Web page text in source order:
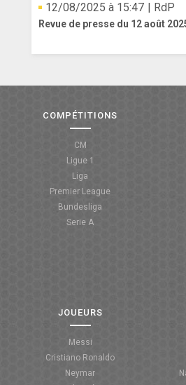
12/08/2025 à 15:47 | RdP
Revue de presse du 12 août
COMPÉTITIONS
CM
Ligue 1
Liga
Premier League
Bundesliga
Serie A
JOUEURS
Messi
Cristiano Ronaldo
Neymar